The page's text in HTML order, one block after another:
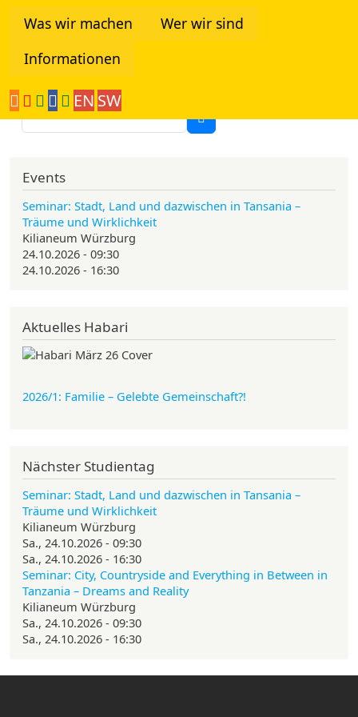
Was wir machen
Wer wir sind
Informationen
EN SW
Suche
Events
Seminar: Stadt, Land und dazwischen in Tansania –
Träume und Wirklichkeit
Kilianeum Würzburg
24.10.2026 - 09:30
24.10.2026 - 16:30
Aktuelles Habari
2026/1: Familie – Gelebte Gemeinschaft?!
Nächster Studientag
Seminar: Stadt, Land und dazwischen in Tansania –
Träume und Wirklichkeit
Kilianeum Würzburg
Sa., 24.10.2026 - 09:30
Sa., 24.10.2026 - 16:30
Seminar: City, Countryside and Everything in Between in
Tanzania – Dreams and Reality
Kilianeum Würzburg
Sa., 24.10.2026 - 09:30
Sa., 24.10.2026 - 16:30